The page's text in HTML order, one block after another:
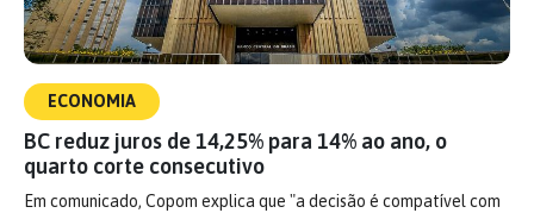
ECONOMIA
BC reduz juros de 14,25% para 14% ao ano, o
quarto corte consecutivo
Em comunicado, Copom explica que "a decisão é compatível com